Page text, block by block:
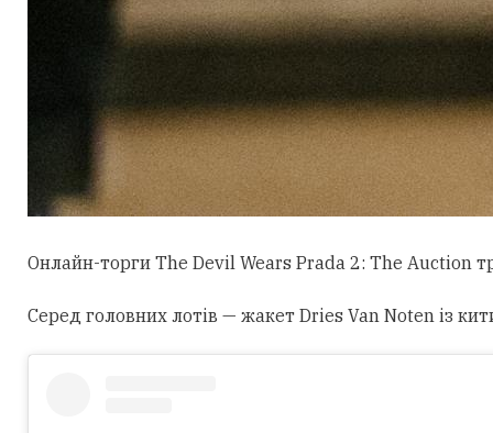
Онлайн-торги The Devil Wears Prada 2: The Auction
Серед головних лотів — жакет Dries Van Noten із